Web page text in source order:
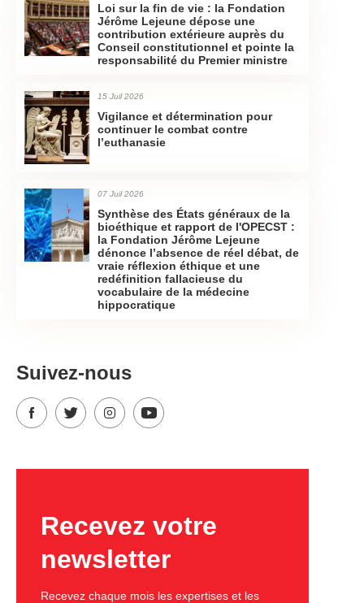
Loi sur la fin de vie : la Fondation
Jérôme Lejeune dépose une
contribution extérieure auprès du
Conseil constitutionnel et pointe la
responsabilité du Premier ministre
15 Juil 2026
Vigilance et détermination pour
continuer le combat contre
l’euthanasie
07 Juil 2026
Synthèse des États généraux de la
bioéthique et rapport de l'OPECST :
la Fondation Jérôme Lejeune
dénonce l’absence de réel débat, de
vraie réflexion éthique et une
redéfinition fallacieuse du
vocabulaire de la médecine
hippocratique
Suivez-nous
Recevez votre
newsletter
Recevez chaque mois les expertises et les